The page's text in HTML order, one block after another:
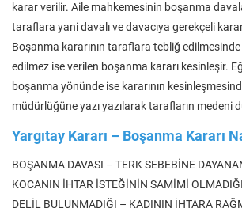
karar verilir. Aile mahkemesinin boşanma
taraflara yani davalı ve davacıya gerekçeli
Boşanma kararının taraflara tebliğ
edilmez ise verilen boşanma kararı kesinleşir.
boşanma yönünde ise kararının
müdürlüğüne yazı yazılarak tarafların medeni
Yargıtay Kararı – Boşanma Kararı
BOŞANMA DAVASI – TERK SEBEBİNE
KOCANIN İHTAR İSTEĞİNİN SAMİMİ
DELİL BULUNMADIĞI – KADININ İHTARA